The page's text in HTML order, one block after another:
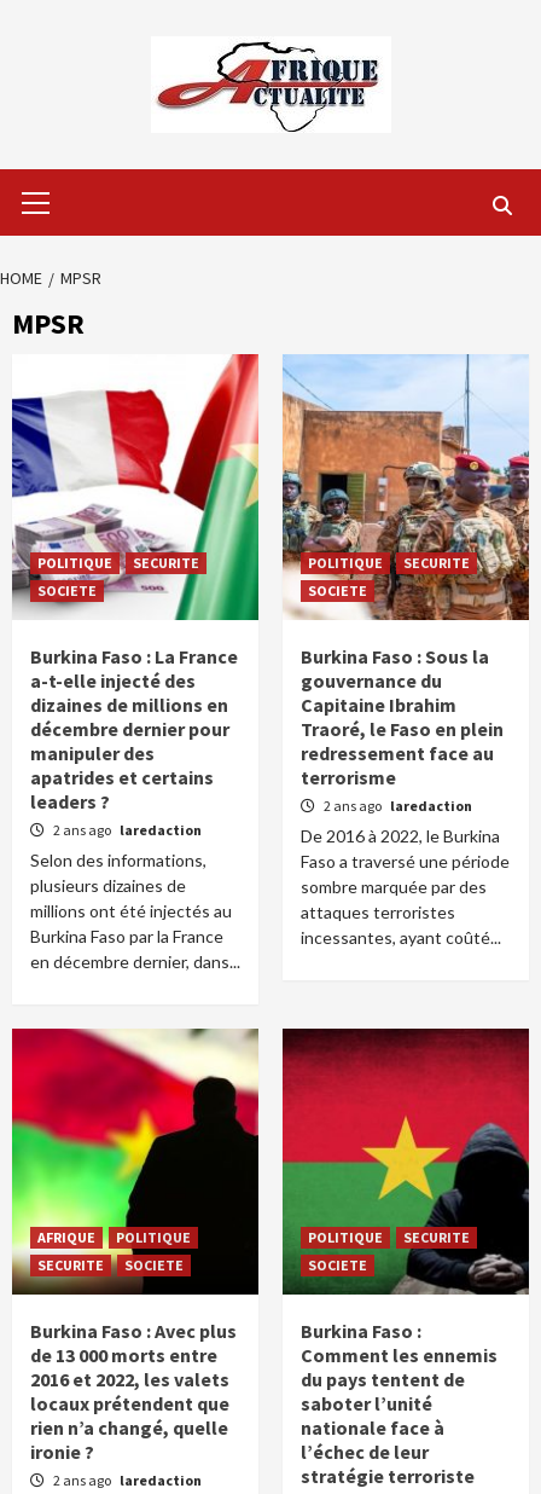
Menu
HOME MPSR
MPSR
POLITIQUE
SECURITE
SOCIETE
Burkina Faso : La France
a-t-elle injecté des
dizaines de millions en
décembre dernier pour
manipuler des
apatrides et certains
leaders ?
2 ans ago laredaction
Selon des informations,
plusieurs dizaines de
millions ont été injectés au
Burkina Faso par la France
en décembre dernier, dans...
POLITIQUE
SECURITE
SOCIETE
Burkina Faso : Sous la
gouvernance du
Capitaine Ibrahim
Traoré, le Faso en plein
redressement face au
terrorisme
2 ans ago laredaction
De 2016 à 2022, le Burkina
Faso a traversé une période
sombre marquée par des
attaques terroristes
incessantes, ayant coûté...
AFRIQUE
POLITIQUE
SECURITE
SOCIETE
Burkina Faso : Avec plus
de 13 000 morts entre
2016 et 2022, les valets
locaux prétendent que
rien n’a changé, quelle
ironie ?
2 ans ago laredaction
POLITIQUE
SECURITE
SOCIETE
Burkina Faso :
Comment les ennemis
du pays tentent de
saboter l’unité
nationale face à
l’échec de leur
stratégie terroriste